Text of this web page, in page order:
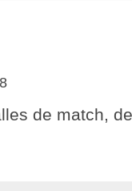
de match,